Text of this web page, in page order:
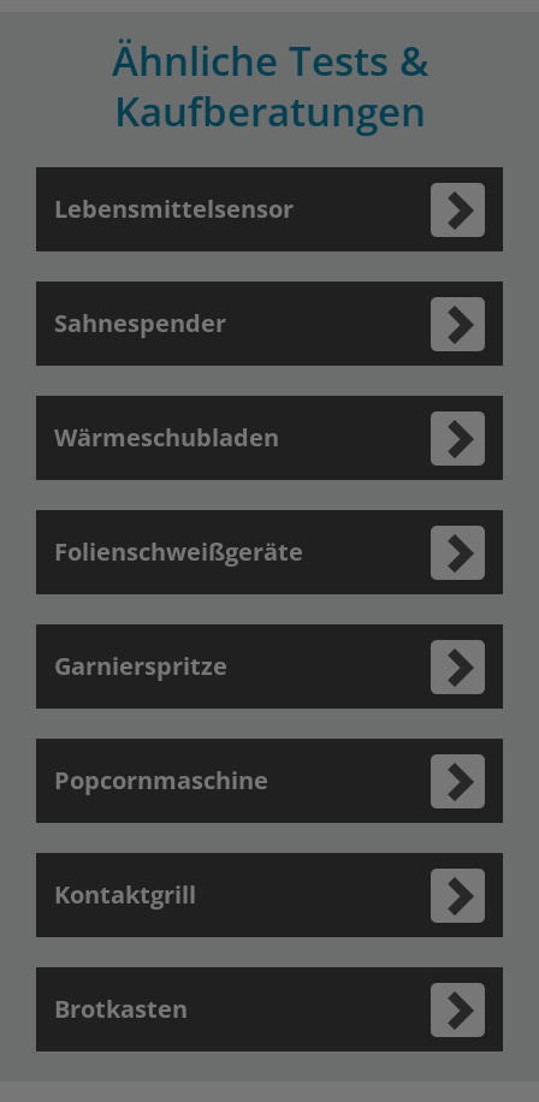
Ähnliche Tests &
Kaufberatungen
Lebensmittelsensor
Sahnespender
Wärmeschubladen
Folienschweißgeräte
Garnierspritze
Popcornmaschine
Kontaktgrill
Brotkasten